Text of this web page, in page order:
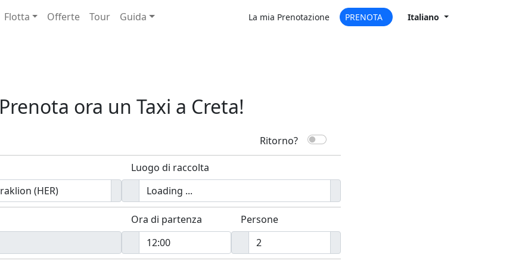
La mia Prenotazione Italiano
PRENOTA
Flotta Offerte Tour Guida
Prenota ora un Taxi a Creta!
Ritorno?
Luogo di raccolta
Ora di partenza Persone